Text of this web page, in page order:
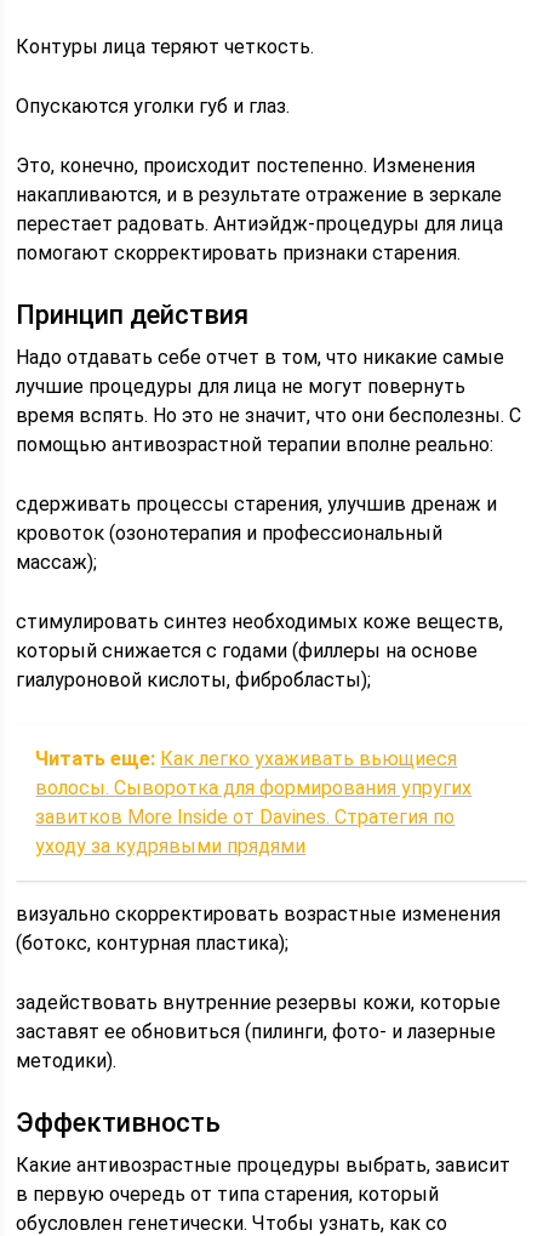
Контуры лица теряют четкость.
Опускаются уголки губ и глаз.
Это, конечно, происходит постепенно. Изменения
накапливаются, и в результате отражение в зеркале
перестает радовать. Антиэйдж-процедуры для лица
помогают скорректировать признаки старения.
Принцип действия
Надо отдавать себе отчет в том, что никакие самые
лучшие процедуры для лица не могут повернуть
время вспять. Но это не значит, что они бесполезны. С
помощью антивозрастной терапии вполне реально:
сдерживать процессы старения, улучшив дренаж и
кровоток (озонотерапия и профессиональный
массаж);
стимулировать синтез необходимых коже веществ,
который снижается с годами (филлеры на основе
гиалуроновой кислоты, фибробласты);
Читать еще: Как легко ухаживать вьющиеся
волосы. Сыворотка для формирования упругих
завитков More Inside от Davines. Стратегия по
уходу за кудрявыми прядями
визуально скорректировать возрастные изменения
(ботокс, контурная пластика);
задействовать внутренние резервы кожи, которые
заставят ее обновиться (пилинги, фото- и лазерные
методики).
Эффективность
Какие антивозрастные процедуры выбрать, зависит
в первую очередь от типа старения, который
обусловлен генетически. Чтобы узнать, как со